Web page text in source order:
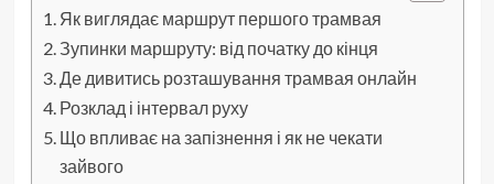
Як виглядає маршрут першого трамвая
Зупинки маршруту: від початку до кінця
Де дивитись розташування трамвая онлайн
Розклад і інтервал руху
Що впливає на запізнення і як не чекати
зайвого